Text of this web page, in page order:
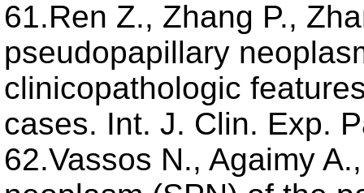
61.Ren Z., Zhang P.,
pseudopapillary
clinicopathologic
cases. Int. J. Clin. Exp.
62.Vassos N., Agaimy